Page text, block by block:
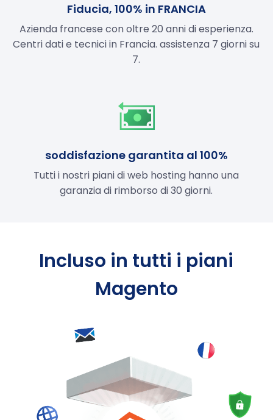
Fiducia, 100% in FRANCIA
Azienda francese con oltre 20 anni di esperienza.
Centri dati e tecnici in Francia. assistenza 7 giorni su
7.
soddisfazione garantita al 100%
Tutti i nostri piani di web hosting hanno una
garanzia di rimborso di 30 giorni.
Incluso in tutti i piani
Magento